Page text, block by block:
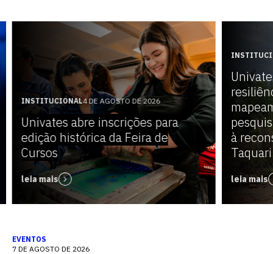
INSTITUCIONAL4 DE AGOSTO DE 2026
Univates abre inscrições para
edição histórica da Feira de
Cursos
leia mais
à
Taquari
leia mais
EVENTOS
7 DE AGOSTO DE 2026